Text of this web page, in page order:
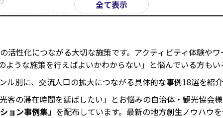
口の拡大方法5選
拡大方法3選
全て表示
活性化につながる大切な施策です。アクティビティ体験や
ような施策を行えばよいかわからない」と悩んでいる方も
ル別に、交流人口の拡大につながる具体的な事例18選を紹
客の滞在時間を延ばしたい」とお悩みの自治体・観光協会
ョン事例集」 を配布しています。最新の地方創生ノウハウ